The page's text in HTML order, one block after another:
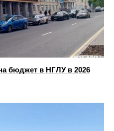
бюджет в НГЛУ в 2026